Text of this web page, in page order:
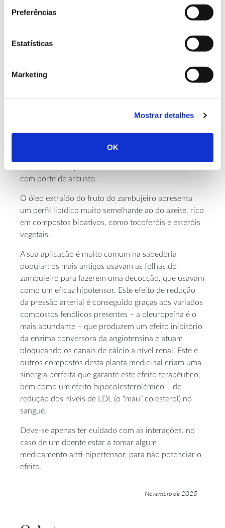
Preferências
Estatísticas
Marketing
Mostrar detalhes
OK
seu nome comum, é da família das oliveiras
em Portugal, mais persistente no Algarve e em
algumas zonas do Alentejo, da Estremadura e do
resistente a altas temperaturas. Tem grande
milénios.
Quando falamos do zambujeiro, falamos da espécie
brava, é bem reconhecida pelas suas folhas e
com porte de arbusto.
O óleo extraído do fruto do zambujeiro apresenta
um perfil lipídico muito semelhante ao do azeite, rico
em compostos bioativos, como tocoferóis e esteróis
vegetais.
A sua aplicação é muito comum na sabedoria
popular: os mais antigos usavam as folhas do
zambujeiro para fazerem uma decocção, que usavam
como um eficaz hipotensor. Este efeito de redução
da pressão arterial é conseguido graças aos variados
compostos fenólicos presentes – a oleuropeína é o
mais abundante – que produzem um efeito inibitório
da enzima conversora da angiotensina e atuam
bloqueando os canais de cálcio a nível renal. Este e
outros compostos desta planta medicinal criam uma
sinergia perfeita que garante este efeito terapêutico,
bem como um efeito hipocolesterolémico – de
redução dos níveis de LDL (o “mau” colesterol) no
sangue.
Deve-se apenas ter cuidado com as interações, no
caso de um doente estar a tomar algum
medicamento anti-hipertensor, para não potenciar o
efeito.
Novembro de 2025